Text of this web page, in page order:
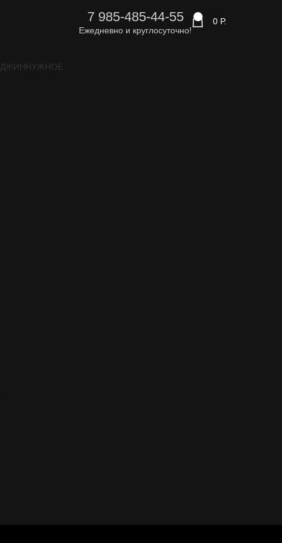
7 985-485-44-55
Ежедневно и круглосуточно!
0 Р.
ДЖИННУЖНОЕ